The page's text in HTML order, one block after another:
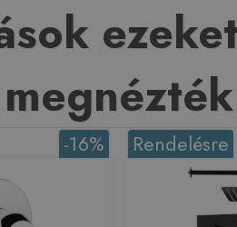
megnézték
-16% Rendelésre